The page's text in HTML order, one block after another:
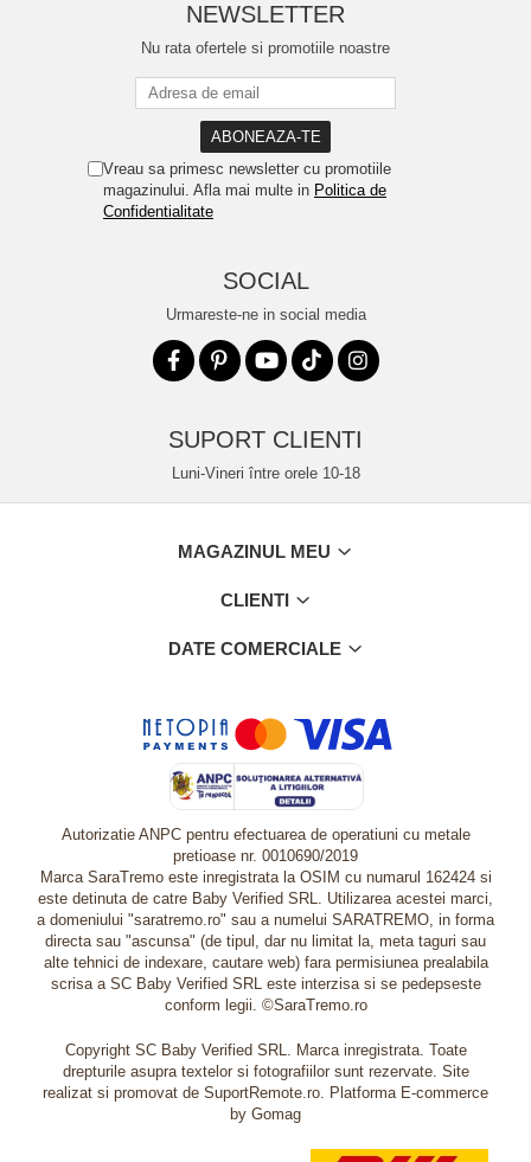
NEWSLETTER
Nu rata ofertele si promotiile noastre
Vreau sa primesc newsletter cu promotiile
magazinului. Afla mai multe in Politica de
Confidentialitate
SOCIAL
Urmareste-ne in social media
SUPORT CLIENTI
Luni-Vineri între orele 10-18
MAGAZINUL MEU
CLIENTI
DATE COMERCIALE
Autorizatie ANPC pentru efectuarea de operatiuni cu metale
pretioase nr. 0010690/2019
Marca SaraTremo este inregistrata la OSIM cu numarul 162424 si
este detinuta de catre Baby Verified SRL. Utilizarea acestei marci,
a domeniului "saratremo.ro" sau a numelui SARATREMO, in forma
directa sau "ascunsa" (de tipul, dar nu limitat la, meta taguri sau
alte tehnici de indexare, cautare web) fara permisiunea prealabila
scrisa a SC Baby Verified SRL este interzisa si se pedepseste
conform legii. ©SaraTremo.ro
Copyright SC Baby Verified SRL. Marca inregistrata. Toate
drepturile asupra textelor si fotografiilor sunt rezervate. Site
realizat si promovat de SuportRemote.ro. Platforma E-commerce
by Gomag